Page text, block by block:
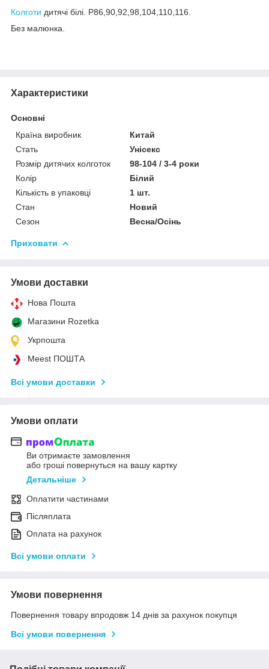
Колготи дитячі білі. Р86,90,92,98,104,110,116.
Без малюнка.
Характеристики
Основні
Країна виробник
Китай
Стать
Унісекс
Розмір дитячих колготок
98-104 / 3-4 роки
Колір
Білий
Кількість в упаковці
1 шт.
Стан
Новий
Сезон
Весна/Осінь
Приховати
Умови доставки
Нова Пошта
Магазини Rozetka
Укрпошта
Meest ПОШТА
Всі умови доставки
Умови оплати
Ви отримаєте замовлення
або гроші повернуться на вашу картку
Детальніше
Оплатити частинами
Післяплата
Оплата на рахунок
Всі умови оплати
Умови повернення
Повернення товару впродовж 14 днів за рахунок покупця
Всі умови повернення